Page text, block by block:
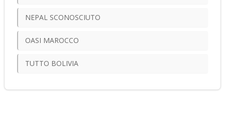
NEPAL SCONOSCIUTO
OASI MAROCCO
TUTTO BOLIVIA